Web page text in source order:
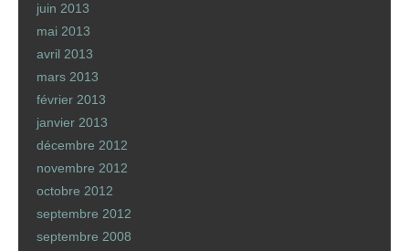
juin 2013
mai 2013
avril 2013
mars 2013
février 2013
janvier 2013
décembre 2012
novembre 2012
octobre 2012
septembre 2012
septembre 2008